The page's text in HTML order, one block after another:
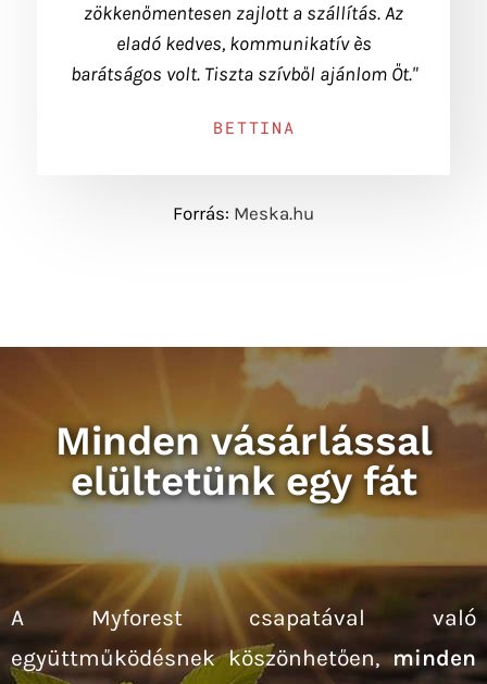
zökkenőmentesen zajlott a szállítás. Az
eladó kedves, kommunikatív ès
barátságos volt. Tiszta szívből ajánlom Őt."
BETTINA
Forrás: Meska.hu
Minden vásárlással
elültetünk egy fát
A Myforest csapatával való
együttműködésnek köszönhetően,minden